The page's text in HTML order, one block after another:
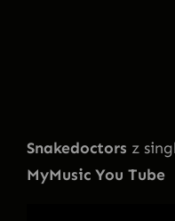
Snakedoctors z
MyMusic You Tube